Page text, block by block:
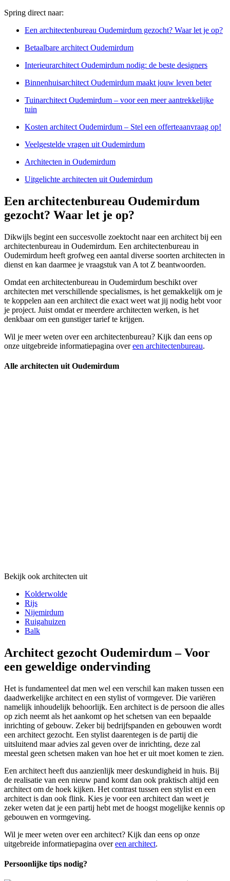
Spring direct naar:
Een architectenbureau Oudemirdum gezocht? Waar let je op?
Betaalbare architect Oudemirdum
Interieurarchitect Oudemirdum nodig: de beste designers
Binnenhuisarchitect Oudemirdum maakt jouw leven beter
Tuinarchitect Oudemirdum – voor een meer aantrekkelijke
tuin
Kosten architect Oudemirdum – Stel een offerteaanvraag op!
Veelgestelde vragen uit Oudemirdum
Architecten in Oudemirdum
Uitgelichte architecten uit Oudemirdum
Een architectenbureau Oudemirdum
gezocht? Waar let je op?
Dikwijls begint een succesvolle zoektocht naar een architect bij een
architectenbureau in Oudemirdum. Een architectenbureau in
Oudemirdum heeft grofweg een aantal diverse soorten architecten in
dienst en kan daarmee je vraagstuk van A tot Z beantwoorden.
Omdat een architectenbureau in Oudemirdum beschikt over
architecten met verschillende specialismes, is het gemakkelijk om je
te koppelen aan een architect die exact weet wat jij nodig hebt voor
je project. Juist omdat er meerdere architecten werken, is het
denkbaar om een gunstiger tarief te krijgen.
Wil je meer weten over een architectenbureau? Kijk dan eens op
onze uitgebreide informatiepagina overeen architectenbureau.
Alle architecten uit Oudemirdum
Bekijk ook architecten uit
Kolderwolde
Rijs
Nijemirdum
Ruigahuizen
Balk
Architect gezocht Oudemirdum – Voor
een geweldige ondervinding
Het is fundamenteel dat men wel een verschil kan maken tussen een
daadwerkelijke architect en een stylist of vormgever. Die variëren
namelijk inhoudelijk behoorlijk. Een architect is de persoon die alles
op zich neemt als het aankomt op het schetsen van een bepaalde
inrichting of gebouw. Zeker bij bedrijfspanden en gebouwen wordt
een architect gezocht. Een stylist daarentegen is de partij die
uitsluitend maar advies zal geven over de inrichting, deze zal
meestal geen schetsen maken van hoe het er uit moet komen te zien.
Een architect heeft dus aanzienlijk meer deskundigheid in huis. Bij
de realisatie van een nieuw pand komt dan ook praktisch altijd een
architect om de hoek kijken. Het contrast tussen een stylist en een
architect is dan ook flink. Kies je voor een architect dan weet je
zeker weten dat je een partij hebt met de hoogst mogelijke kennis op
gebouwen en vormgeving.
Wil je meer weten over een architect? Kijk dan eens op onze
uitgebreide informatiepagina overeen architect.
Persoonlijke tips nodig?